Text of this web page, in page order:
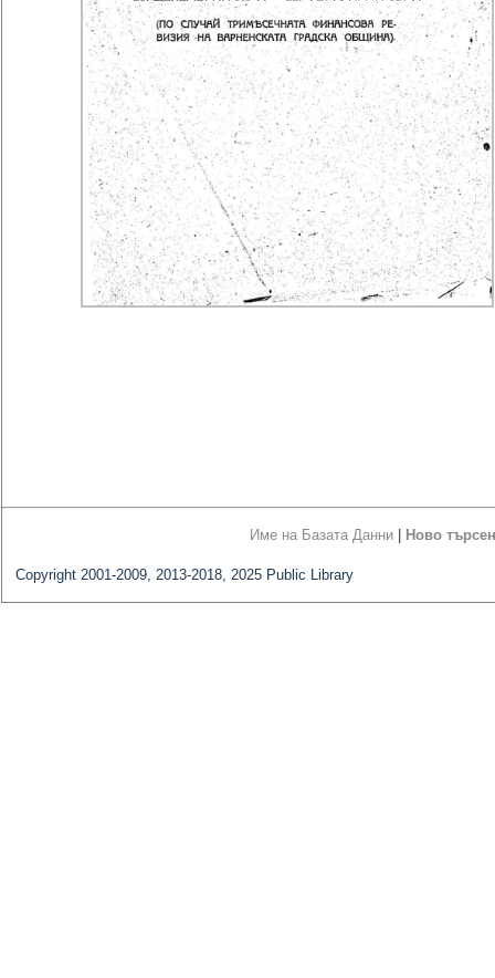
Име на Базата Данни Ново
Copyright 2001-2009, 2013-2018, 2025 Public Library